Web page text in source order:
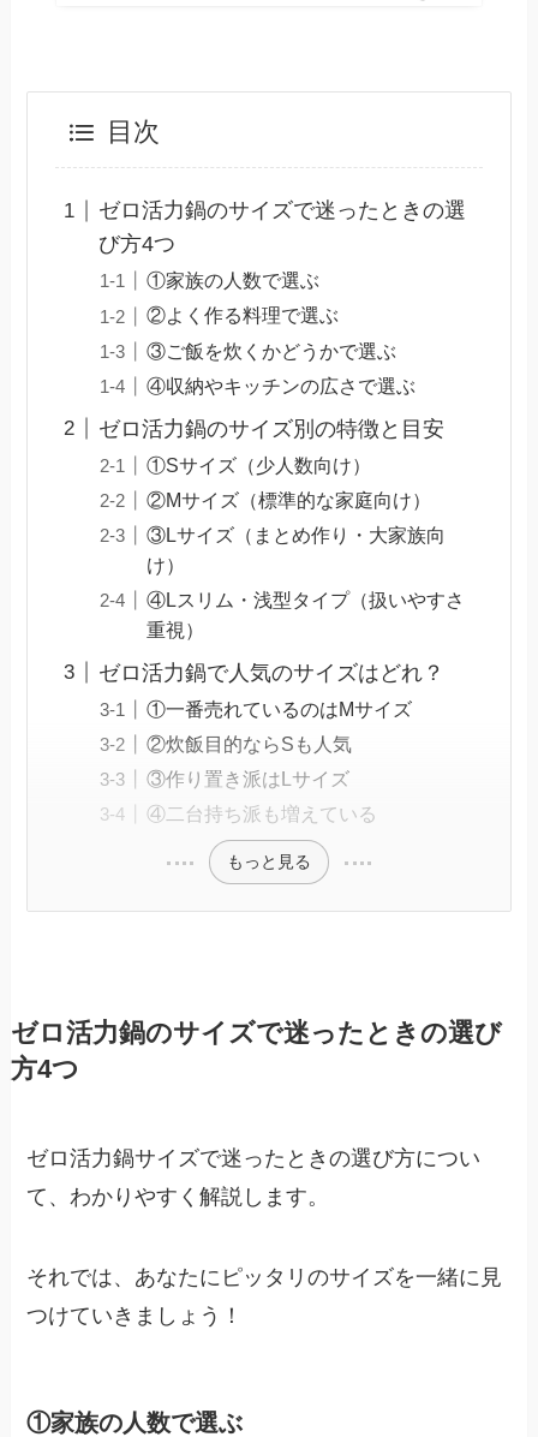
目次
ゼロ活力鍋のサイズで迷ったときの選
び方4つ
①家族の人数で選ぶ
②よく作る料理で選ぶ
③ご飯を炊くかどうかで選ぶ
④収納やキッチンの広さで選ぶ
ゼロ活力鍋のサイズ別の特徴と目安
①Sサイズ（少人数向け）
②Mサイズ（標準的な家庭向け）
③Lサイズ（まとめ作り・大家族向
け）
④Lスリム・浅型タイプ（扱いやすさ
重視）
ゼロ活力鍋で人気のサイズはどれ？
①一番売れているのはMサイズ
②炊飯目的ならSも人気
③作り置き派はLサイズ
④二台持ち派も増えている
もっと見る
ゼロ活力鍋のサイズで迷ったときの選び
方4つ
ゼロ活力鍋サイズで迷ったときの選び方につい
て、わかりやすく解説します。
それでは、あなたにピッタリのサイズを一緒に見
つけていきましょう！
①家族の人数で選ぶ